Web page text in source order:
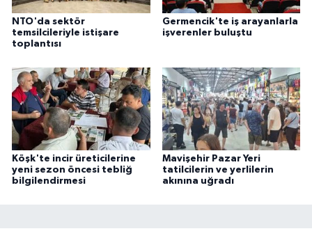
NTO'da sektör
temsilcileriyle istişare
toplantısı
Germencik'te iş arayanlarla
işverenler buluştu
Köşk'te incir üreticilerine
yeni sezon öncesi tebliğ
bilgilendirmesi
Mavişehir Pazar Yeri
tatilcilerin ve yerlilerin
akınına uğradı